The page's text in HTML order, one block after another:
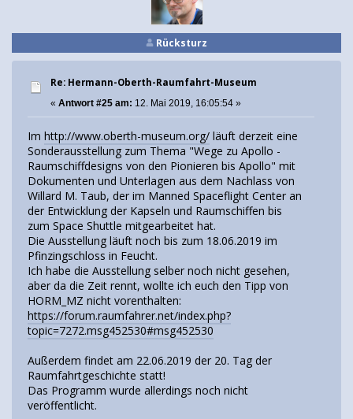
Rücksturz
Re: Hermann-Oberth-Raumfahrt-Museum
« Antwort #25 am: 12. Mai 2019, 16:05:54 »
Im http://www.oberth-museum.org/ läuft derzeit eine
Sonderausstellung zum Thema "Wege zu Apollo -
Raumschiffdesigns von den Pionieren bis Apollo" mit
Dokumenten und Unterlagen aus dem Nachlass von
Willard M. Taub, der im Manned Spaceflight Center an
der Entwicklung der Kapseln und Raumschiffen bis
zum Space Shuttle mitgearbeitet hat.
Die Ausstellung läuft noch bis zum 18.06.2019 im
Pfinzingschloss in Feucht.
Ich habe die Ausstellung selber noch nicht gesehen,
aber da die Zeit rennt, wollte ich euch den Tipp von
HORM_MZ nicht vorenthalten:
https://forum.raumfahrer.net/index.php?
topic=7272.msg452530#msg452530
Außerdem findet am 22.06.2019 der 20. Tag der
Raumfahrtgeschichte statt!
Das Programm wurde allerdings noch nicht
veröffentlicht.